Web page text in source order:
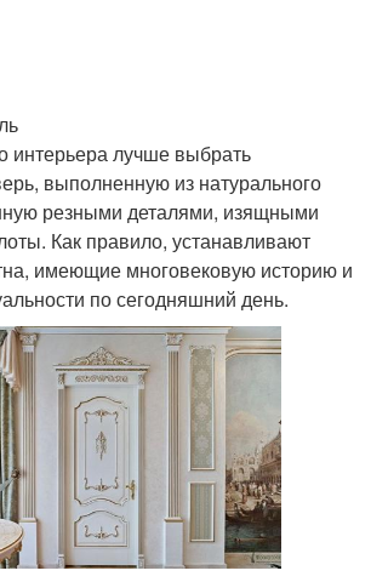
интерьера лучше выбрать
выполненную из натурального
резными деталями, изящными
Как правило, устанавливают
имеющие многовековую историю и
по сегодняшний день.